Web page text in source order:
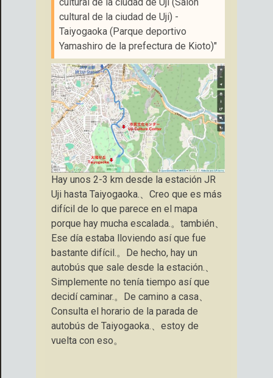
cultural de la ciudad de Uji) -
Taiyogaoka (Parque deportivo
Yamashiro de la prefectura de Kioto)"
Hay unos 2-3 km desde la estación JR
Uji hasta Taiyogaoka.、Creo que es más
difícil de lo que parece en el mapa
porque hay mucha escalada.。también、
Ese día estaba lloviendo así que fue
bastante difícil.。De hecho, hay un
autobús que sale desde la estación.、
Simplemente no tenía tiempo así que
decidí caminar.。De camino a casa、
Consulta el horario de la parada de
autobús de Taiyogaoka.、estoy de
vuelta con eso。